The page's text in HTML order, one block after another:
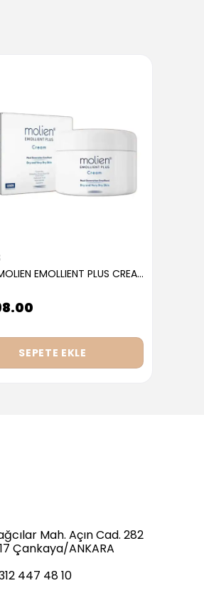
ASSOS MOLIEN EMOLLIENT PLUS CREAM 300ML
SEPETE EKLE
Mah. Açın Cad. 282
Çankaya/ANKARA
447 48 10